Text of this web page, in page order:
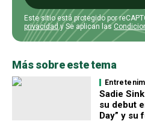
Este sitio está protegido por
privacidad y Se aplican las
Más sobre este tema
Sadie
su debut
Day” y su